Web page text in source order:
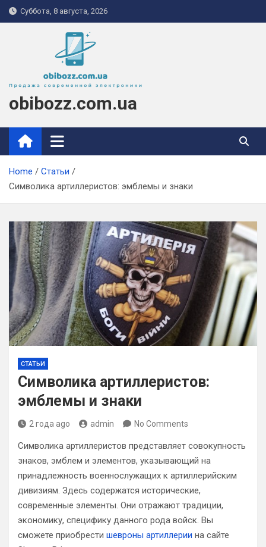
Skip
to
Суббота, 8 августа, 2026
obibozz.com.ua
Home
Статьи
Символика артиллеристов: эмблемы и знаки
СТАТЬИ
Символика артиллеристов:
эмблемы и знаки
2 года ago admin No Comments
Символика артиллеристов представляет совокупность
знаков, эмблем и элементов, указывающий на
принадлежность военнослужащих к артиллерийским
дивизиям. Здесь содержатся исторические,
современные элементы. Они отражают традиции,
экономику, специфику данного рода войск. Вы
сможете приобрести шевроны артиллерии на сайте